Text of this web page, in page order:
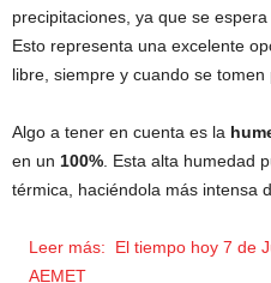
precipitaciones, ya que se espera
Esto representa una excelente
libre, siempre y cuando se
Algo a tener en cuenta es la
en un 100%. Esta alta humedad
térmica, haciéndola más intensa
Leer más:
El tiempo hoy 7 de
AEMET